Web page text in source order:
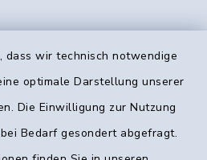
dass wir technisch notwendige
optimale Darstellung unserer
Die Einwilligung zur Nutzung
Bedarf gesondert abgefragt.
Kontakt